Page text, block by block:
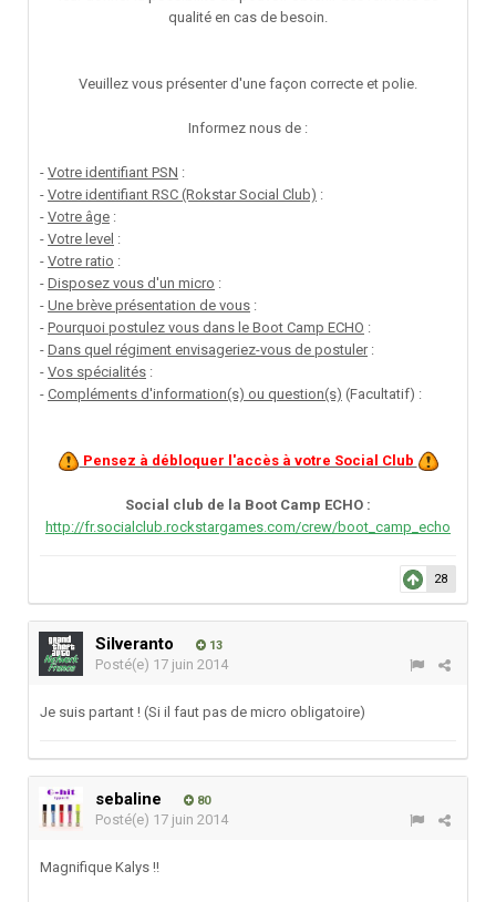
qualité en cas de besoin.
Veuillez vous présenter d'une façon correcte et polie.
Informez nous de :
- Votre identifiant PSN :
- Votre identifiant RSC (Rokstar Social Club) :
- Votre âge :
- Votre level :
- Votre ratio :
- Disposez vous d'un micro :
- Une brève présentation de vous :
- Pourquoi postulez vous dans le Boot Camp ECHO :
- Dans quel régiment envisageriez-vous de postuler:
- Vos spécialités :
- Compléments d'information(s) ou question(s) (Facultatif) :
Pensez à débloquer l'accès à votre Social Club
Social club de la Boot Camp ECHO :
http://fr.socialclub.rockstargames.com/crew/boot_camp_echo
28
Silveranto 13
Posté(e) 17 juin 2014
Je suis partant ! (Si il faut pas de micro obligatoire)
sebaline 80
Posté(e) 17 juin 2014
Magnifique Kalys !!